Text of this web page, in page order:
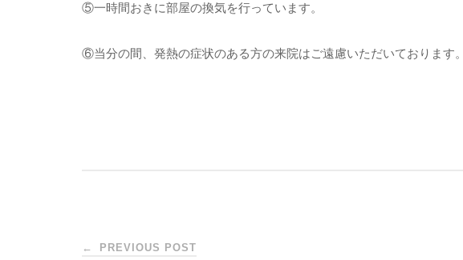
⑤一時間おきに部屋の換気を行っています。
⑥当分の間、発熱の症状のある方の来院はご遠慮いただいております。
Post
← PREVIOUS POST